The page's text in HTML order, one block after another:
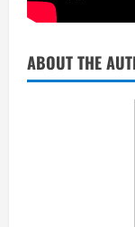
ABOUT THE